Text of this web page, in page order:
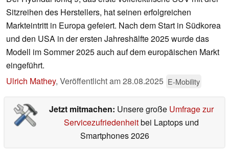
Sitzreihen des Herstellers, hat seinen erfolgreichen
Markteintritt in Europa gefeiert. Nach dem Start in Südkorea
und den USA in der ersten Jahreshälfte 2025 wurde das
Modell im Sommer 2025 auch auf dem europäischen Markt
eingeführt.
Ulrich Mathey, Veröffentlicht am28.08.2025 E-Mobility
Jetzt mitmachen: Unsere große Umfrage zur
Servicezufriedenheitbei Laptops und
Smartphones 2026